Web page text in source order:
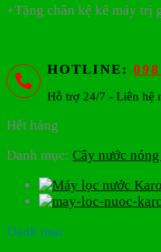
+Tặng chân kệ kê máy trị
HOTLINE:
Hỗ trợ 24/7 - Liên hệ
Hết hàng
Danh mục: Cây nước
Danh mục